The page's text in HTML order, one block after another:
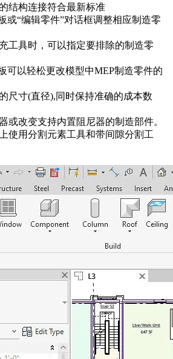
结构连接符合最新标准
或“编辑零件”对话框调整相应制造零
工具时，可以指定要排除的制造零
可以轻松更改模型中MEP制造零件的
尺寸(直径),同时保持准确的成本数
或改变支持内置阻尼器的制造部件。
使用分割元素工具和带间隙分割工